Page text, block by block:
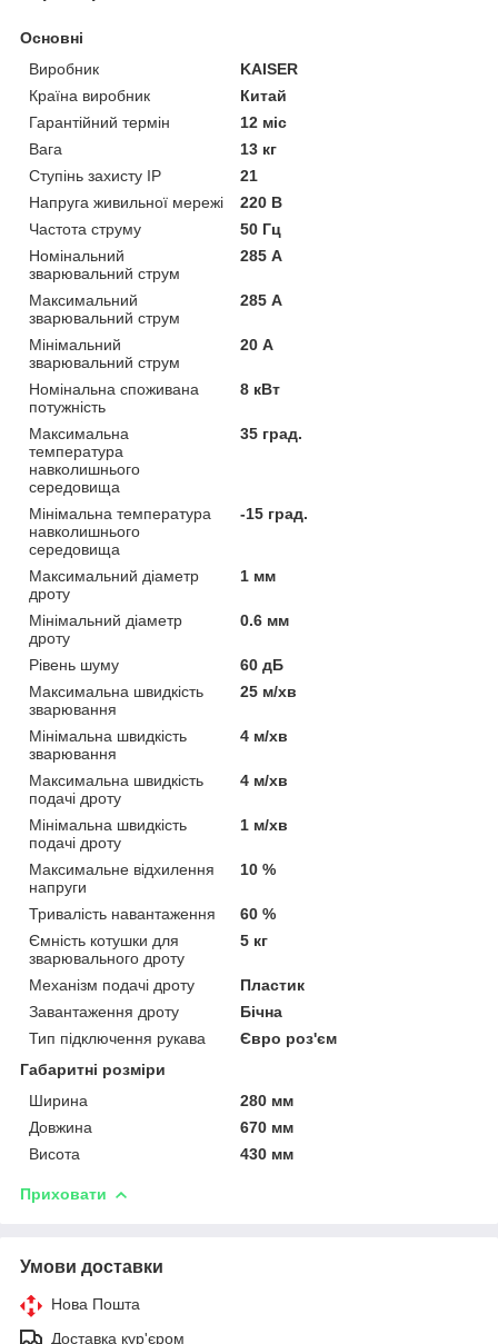
Основні
Виробник
KAISER
Країна виробник
Китай
Гарантійний термін
12 міс
Вага
13 кг
Ступінь захисту IP
21
Напруга живильної мережі
220 В
Частота струму
50 Гц
Номінальний
зварювальний струм
285 А
Максимальний
зварювальний струм
285 А
Мінімальний
зварювальний струм
20 А
Номінальна споживана
потужність
8 кВт
Максимальна
температура
навколишнього
середовища
35 град.
Мінімальна температура
навколишнього
середовища
-15 град.
Максимальний діаметр
дроту
1 мм
Мінімальний діаметр
дроту
0.6 мм
Рівень шуму
60 дБ
Максимальна швидкість
зварювання
25 м/хв
Мінімальна швидкість
зварювання
4 м/хв
Максимальна швидкість
подачі дроту
4 м/хв
Мінімальна швидкість
подачі дроту
1 м/хв
Максимальне відхилення
напруги
10 %
Тривалість навантаження
60 %
Ємність котушки для
зварювального дроту
5 кг
Механізм подачі дроту
Пластик
Завантаження дроту
Бічна
Тип підключення рукава
Євро роз'єм
Габаритні розміри
Ширина
280 мм
Довжина
670 мм
Висота
430 мм
Приховати
Умови доставки
Нова Пошта
Доставка кур'єром